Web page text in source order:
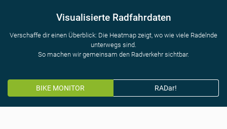
Visualisierte Radfahrdaten
Verschaffe dir einen Überblick: Die Heatmap zeigt, wo wie viele Radelnde
unterwegs sind.
So machen wir gemeinsam den Radverkehr sichtbar.
BIKE MONITOR RADar!